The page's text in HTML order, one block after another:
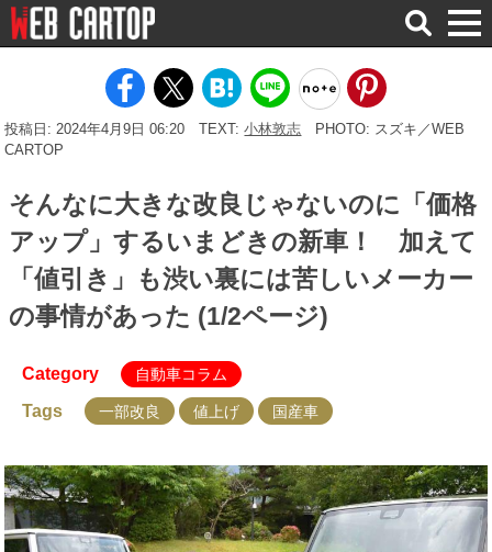
検
索
投稿日: 2024年4月9日 06:20 TEXT:小林敦志
PHOTO: スズキ／WEB
CARTOP
そんなに大きな改良じゃないのに「価格
アップ」するいまどきの新車！ 加えて
「値引き」も渋い裏には苦しいメーカー
の事情があった (1/2ページ)
Category 自動車コラム
Tags 一部改良 値上げ 国産車